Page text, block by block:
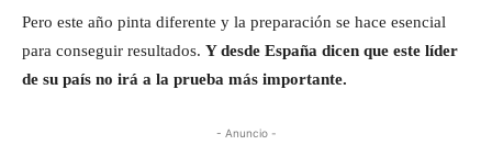
Pero este año pinta diferente y la preparación se hace esencial
para conseguir resultados. Y desde España dicen que este líder
de su país no irá a la prueba más importante.
- Anuncio -